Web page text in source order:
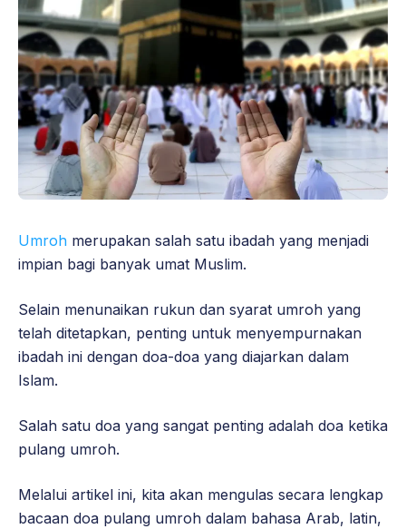
Umroh merupakan salah satu ibadah yang menjadi
impian bagi banyak umat Muslim.
Selain menunaikan rukun dan syarat umroh yang
telah ditetapkan, penting untuk menyempurnakan
ibadah ini dengan doa-doa yang diajarkan dalam
Islam.
Salah satu doa yang sangat penting adalah doa ketika
pulang umroh.
Melalui artikel ini, kita akan mengulas secara lengkap
bacaan doa pulang umroh dalam bahasa Arab, latin,